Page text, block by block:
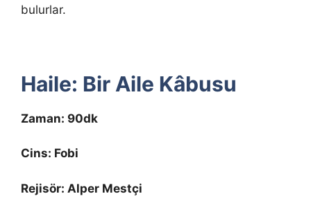
bulurlar.
Haile: Bir Aile Kâbusu
Zaman: 90dk
Cins: Fobi
Rejisör: Alper Mestçi